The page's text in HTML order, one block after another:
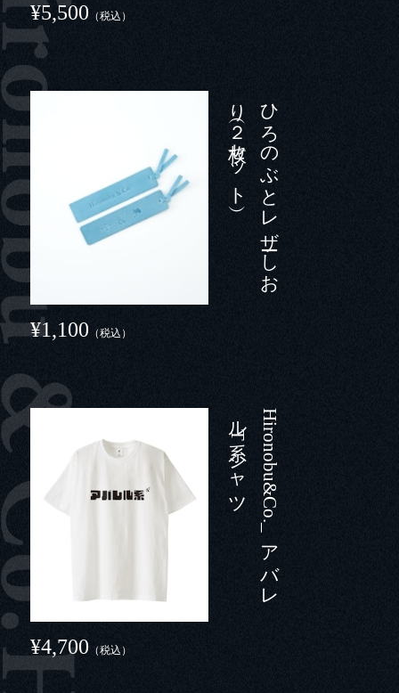
¥5,500 （税込）
ひ
ろ
の
ぶ
と
レ
ザ
ーし
お
り
（２
枚セ
ッ
ト
）
¥1,100 （税込）
H
i
r
o
n
o
b
u
&
C
o
.
_
ア
バ
レ
ル
系T
シ
ャ
ツ
¥4,700（税込）